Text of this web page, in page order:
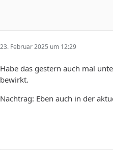
23. Februar 2025 um 12:29
Habe das gestern auch mal
bewirkt.
Nachtrag: Eben auch in der